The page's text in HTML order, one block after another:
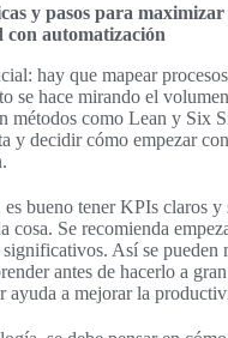
y pasos para maximizar
automatización
hay que mapear
se hace mirando el
métodos como Lean y Six
y decidir cómo empezar
bueno tener KPIs claros y
cosa. Se recomienda
significativos. Así se pueden
antes de hacerlo a
ayuda a mejorar la